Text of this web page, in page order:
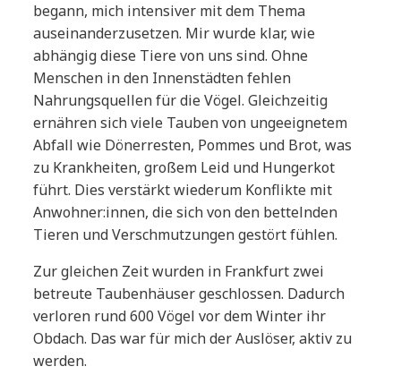
begann, mich intensiver mit dem Thema
auseinanderzusetzen. Mir wurde klar, wie
abhängig diese Tiere von uns sind. Ohne
Menschen in den Innenstädten fehlen
Nahrungsquellen für die Vögel. Gleichzeitig
ernähren sich viele Tauben von ungeeignetem
Abfall wie Dönerresten, Pommes und Brot, was
zu Krankheiten, großem Leid und Hungerkot
führt. Dies verstärkt wiederum Konflikte mit
Anwohner:innen, die sich von den bettelnden
Tieren und Verschmutzungen gestört fühlen.
Zur gleichen Zeit wurden in Frankfurt zwei
betreute Taubenhäuser geschlossen. Dadurch
verloren rund 600 Vögel vor dem Winter ihr
Obdach. Das war für mich der Auslöser, aktiv zu
werden.